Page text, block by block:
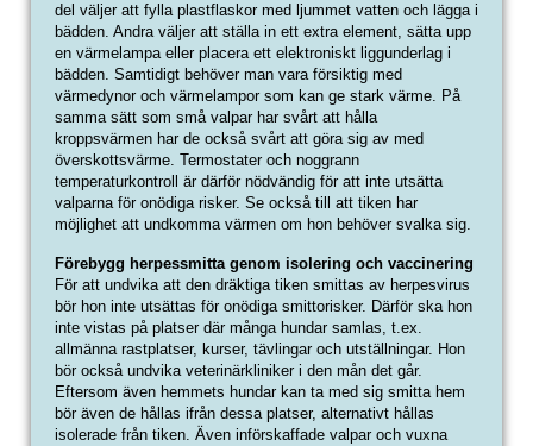
del väljer att fylla plastflaskor med ljummet vatten och lägga i
bädden. Andra väljer att ställa in ett extra element, sätta upp
en värmelampa eller placera ett elektroniskt liggunderlag i
bädden. Samtidigt behöver man vara försiktig med
värmedynor och värmelampor som kan ge stark värme. På
samma sätt som små valpar har svårt att hålla
kroppsvärmen har de också svårt att göra sig av med
överskottsvärme. Termostater och noggrann
temperaturkontroll är därför nödvändig för att inte utsätta
valparna för onödiga risker. Se också till att tiken har
möjlighet att undkomma värmen om hon behöver svalka sig.
Förebygg herpessmitta genom isolering och vaccinering
För att undvika att den dräktiga tiken smittas av herpesvirus
bör hon inte utsättas för onödiga smittorisker. Därför ska hon
inte vistas på platser där många hundar samlas, t.ex.
allmänna rastplatser, kurser, tävlingar och utställningar. Hon
bör också undvika veterinärkliniker i den mån det går.
Eftersom även hemmets hundar kan ta med sig smitta hem
bör även de hållas ifrån dessa platser, alternativt hållas
isolerade från tiken. Även införskaffade valpar och vuxna